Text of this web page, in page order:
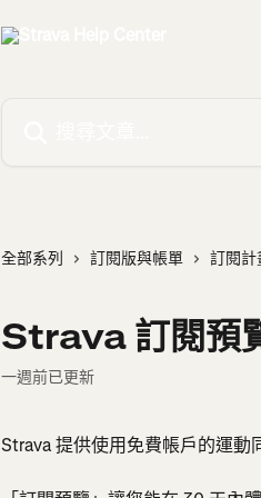
全部系列 訂閱版與帳單 訂閱計
Strava 訂閱預
一週前已更新
Strava 提供使用免費帳戶的運動